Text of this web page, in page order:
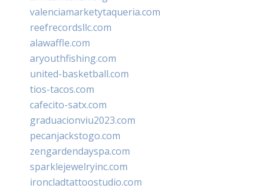
valenciamarketytaqueria.com
reefrecordsllc.com
alawaffle.com
aryouthfishing.com
united-basketball.com
tios-tacos.com
cafecito-satx.com
graduacionviu2023.com
pecanjackstogo.com
zengardendayspa.com
sparklejewelryinc.com
ironcladtattoostudio.com